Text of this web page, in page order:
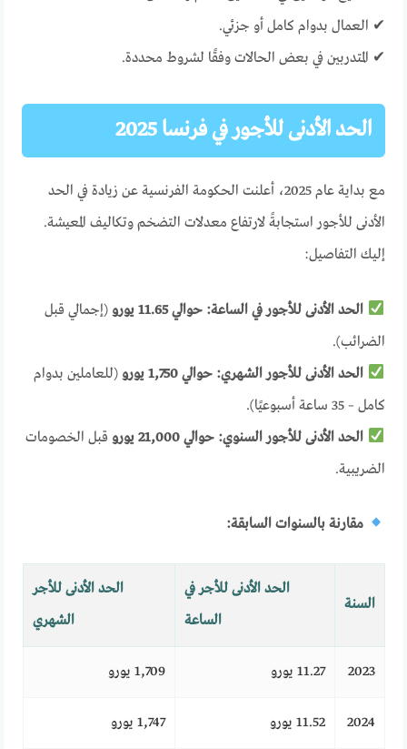
✔ العمال بدوام كامل أو جزئي.
✔ المتدربين في بعض الحالات وفقًا لشروط محددة.
الحد الأدنى للأجور في فرنسا 2025
مع بداية عام 2025، أعلنت الحكومة الفرنسية عن زيادة في الحد
الأدنى للأجور استجابةً لارتفاع معدلات التضخم وتكاليف المعيشة.
إليك التفاصيل:
الحد الأدنى للأجور في الساعة: حوالي 11.65 يورو
(إجمالي قبل
الضرائب).
الحد الأدنى للأجور الشهري: حوالي 1,750 يورو
(للعاملين بدوام
كامل – 35 ساعة أسبوعيًا).
الحد الأدنى للأجور السنوي: حوالي 21,000 يورو
قبل الخصومات
الضريبية.
مقارنة بالسنوات السابقة:
السنة
الحد الأدنى للأجر في
الساعة
الحد الأدنى للأجر
الشهري
2023 11.27 يورو 1,709 يورو
2024 11.52 يورو 1,747 يورو